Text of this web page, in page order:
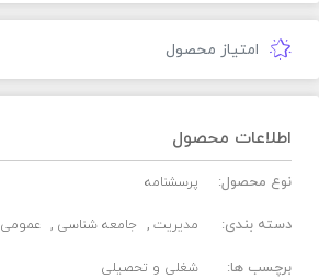
امتیاز محصول
اطلاعات محصول
نوع محصول: پرسشنامه
دسته بندی: مدیریت جامعه شناسی عمومی
برچسب ها: شغلی و تحصیلی